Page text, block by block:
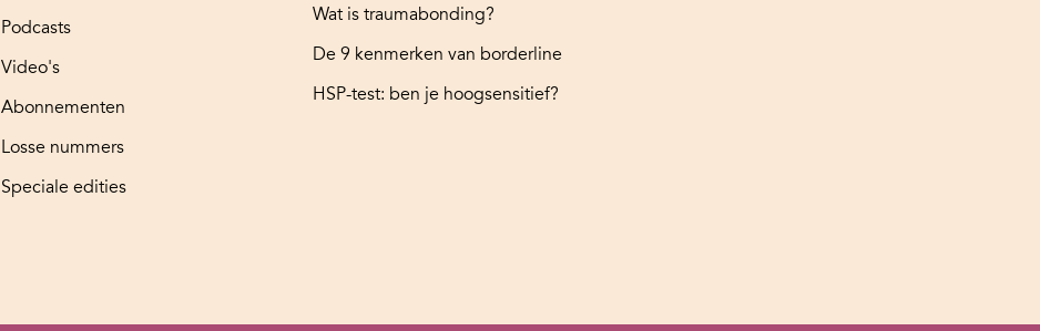
Podcasts
Video's
Abonnementen
Losse nummers
Speciale edities
Wat is traumabonding?
De 9 kenmerken van borderline
HSP-test: ben je hoogsensitief?